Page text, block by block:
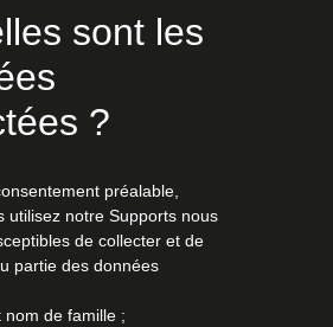
sont les
?
préalable,
utilisez notre Supports nous
de collecter et de
partie des données
nom de famille ;